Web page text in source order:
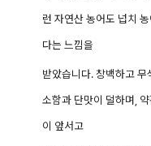
런 자연산 농어도 넙치
다는 느낌을
받았습니다.창백하고 무
소함과 단맛이 덜하며,
이 앞서고